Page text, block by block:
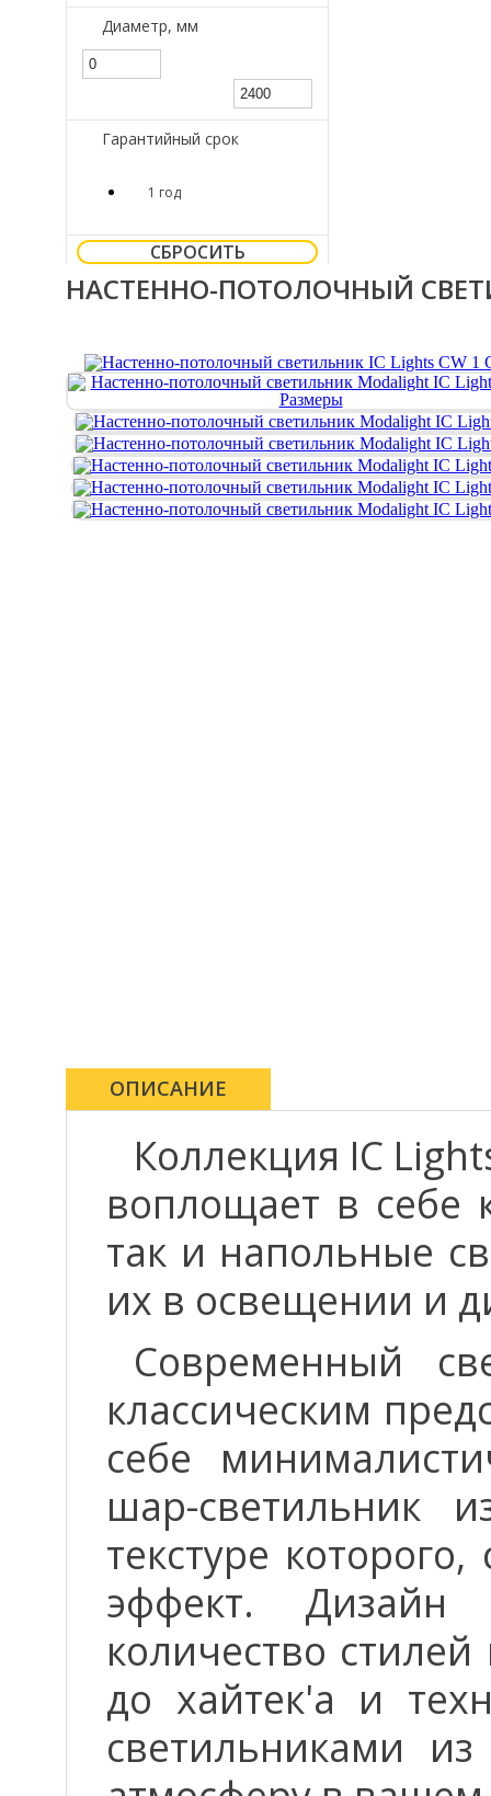
Диаметр, мм
Гарантийный срок
1 год
СБРОСИТЬ
НАСТЕННО-ПОТОЛОЧНЫЙ
ОПИСАНИЕ
Коллекция IC
воплощает в себе
так и напольные
их в освещении и
Современный
классическим
себе
шар-светильник
текстуре
эффект. Дизайн
количество
до хайтек'а и
светильниками